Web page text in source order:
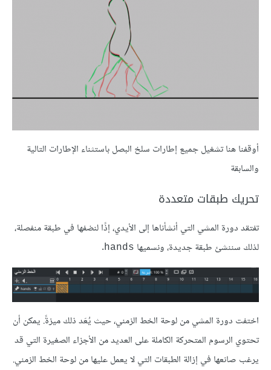
أوقفنا هنا تشغيل جميع إطارات سلخ البصل باستثناء الإطارات التالية
والسابقة
تحريك طبقات متعددة
تفتقد دورة المشي التي أنشأناها إلى الأيدي، إذًا لنضفها في طبقة منفصلة،
لذلك سننشئ طبقة جديدة، ونسميها hands
.
اختفت دورة المشي من لوحة الخط الزمني، حيث يُعَد ذلك ميزةً. يمكن أن
تحتوي الرسوم المتحركة الكاملة على العديد من الأجزاء الصغيرة التي قد
يرغب صانعها في إزالة الطبقات التي لا يعمل عليها من لوحة الخط الزمني.